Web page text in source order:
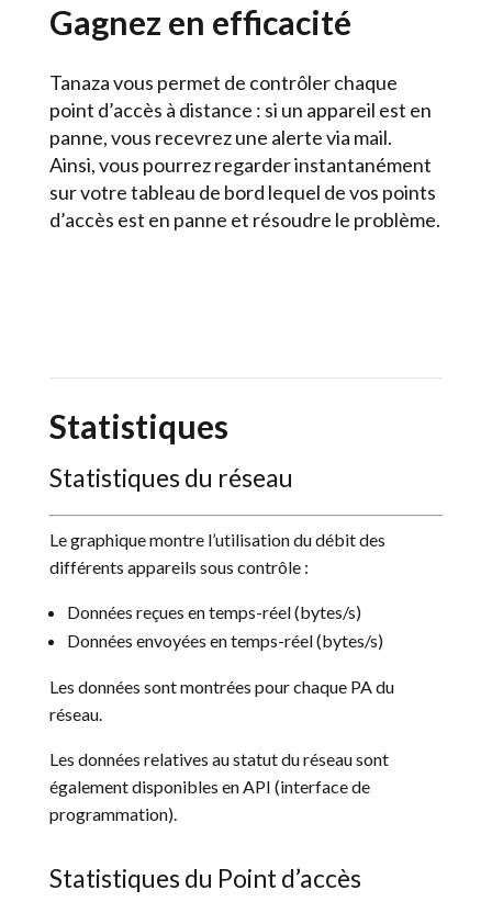
Gagnez en efficacité
Tanaza vous permet de contrôler chaque
point d’accès à distance : si un appareil est en
panne, vous recevrez une alerte via mail.
Ainsi, vous pourrez regarder instantanément
sur votre tableau de bord lequel de vos points
d’accès est en panne et résoudre le problème.
Statistiques
Statistiques du réseau
Le graphique montre l’utilisation du débit des
différents appareils sous contrôle :
Données reçues en temps-réel (bytes/s)
Données envoyées en temps-réel (bytes/s)
Les données sont montrées pour chaque PA du
réseau.
Les données relatives au statut du réseau sont
également disponibles en API (interface de
programmation).
Statistiques du Point d’accès